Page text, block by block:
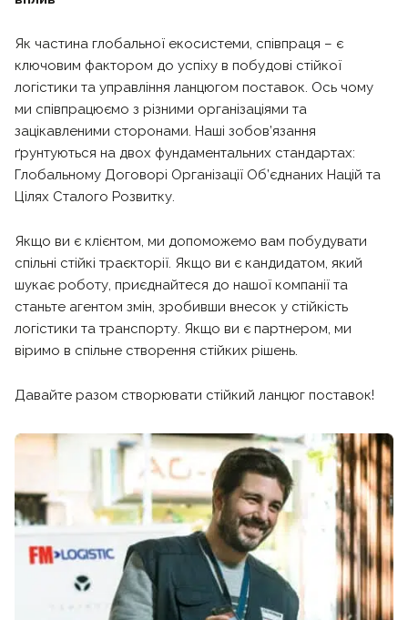
Як частина глобальної екосистеми, співпраця – є
ключовим фактором до успіху в побудові стійкої
логістики та управління ланцюгом поставок. Ось чому
ми співпрацюємо з різними організаціями та
зацікавленими сторонами. Наші зобов’язання
ґрунтуються на двох фундаментальних стандартах:
Глобальному Договорі Організації Об’єднаних Націй та
Цілях Сталого Розвитку.
Якщо ви є клієнтом, ми допоможемо вам побудувати
спільні стійкі траєкторії. Якщо ви є кандидатом, який
шукає роботу, приєднайтеся до нашої компанії та
станьте агентом змін, зробивши внесок у стійкість
логістики та транспорту. Якщо ви є партнером, ми
віримо в спільне створення стійких рішень.
Давайте разом створювати стійкий ланцюг поставок!